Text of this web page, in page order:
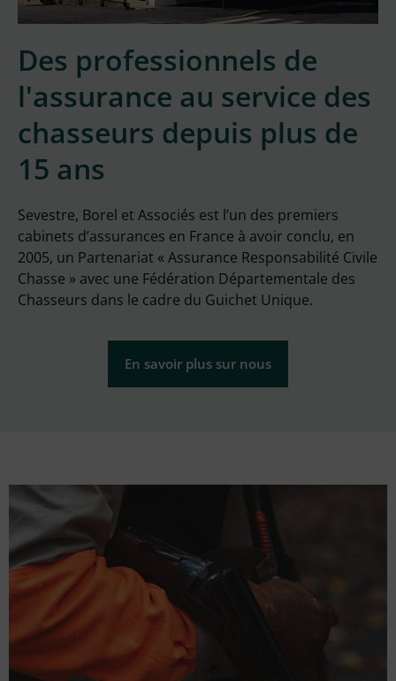
Des professionnels de
l'assurance au service des
chasseurs depuis plus de
15 ans
Sevestre, Borel et Associés est l’un des premiers
cabinets d’assurances en France à avoir conclu, en
2005, un Partenariat « Assurance Responsabilité Civile
Chasse » avec une Fédération Départementale des
Chasseurs dans le cadre du Guichet Unique.
En savoir plus sur nous